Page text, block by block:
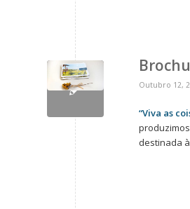
Outubro 12,
“Viva as
destinada à